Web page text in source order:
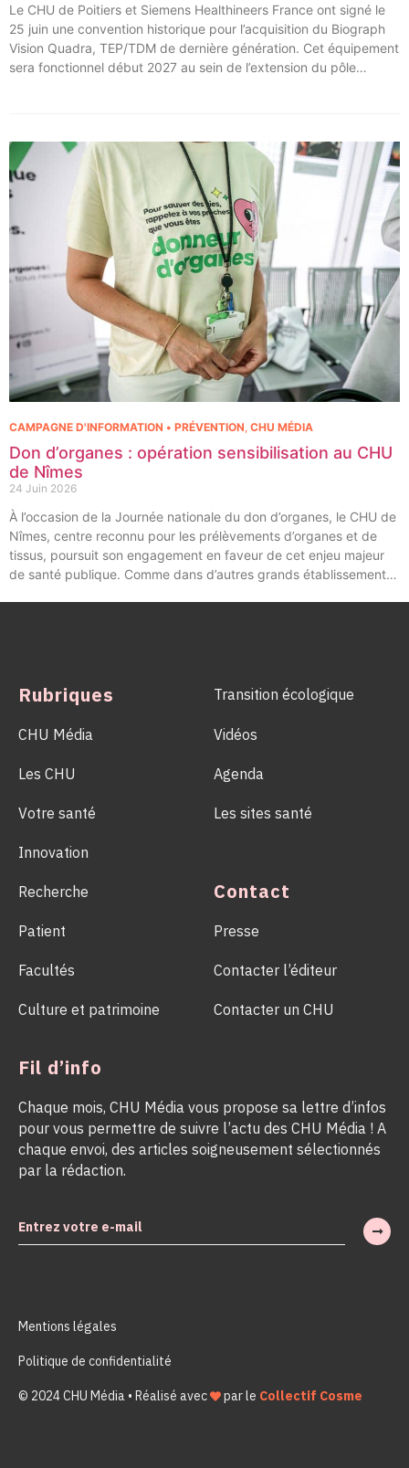
Le CHU de Poitiers et Siemens Healthineers France ont signé le
25 juin une convention historique pour l’acquisition du Biograph
Vision Quadra, TEP/TDM de dernière génération. Cet équipement
sera fonctionnel début 2027 au sein de l’extension du pôle
l’acquisition et l’installation de l’équipement au cœur même du
pôle régional de cancérologie.
Don d’organes : opération sensibilisation au CHU
de Nîmes
24 Juin 2026
CAMPAGNE D'INFORMATION • PRÉVENTION, CHU MÉDIA
À l’occasion de la Journée nationale du don d’organes, le CHU de
Nîmes, centre reconnu pour les prélèvements d’organes et de
tissus, poursuit son engagement en faveur de cet enjeu majeur
de santé publique. Comme dans d’autres grands établissements
Rubriques
CHU Média
Les CHU
Votre santé
Innovation
Recherche
Patient
Facultés
Culture et patrimoine
Transition écologique
Vidéos
Agenda
Les sites santé
Contact
Presse
Contacter l’éditeur
Contacter un CHU
Fil d’info
Chaque mois, CHU Média vous propose sa lettre d’infos
pour vous permettre de suivre l’actu des CHU Média ! A
chaque envoi, des articles soigneusement sélectionnés
par la rédaction.
Mentions légales
Politique de confidentialité
© 2024 CHU Média • Réalisé avec par le Collectif Cosme